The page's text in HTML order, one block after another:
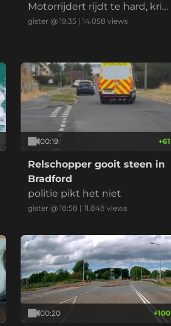
Motorrijdert rijdt te hard, krij
gt een bekeuring en voelt zi
ideo is versneld en ingekort.
gister @ 19:35 |14.058 views
00:19 +61
Relschopper gooit steen in
Bradford
politie pikt het niet
gister @ 18:58 |11.848 views
00:20 +100